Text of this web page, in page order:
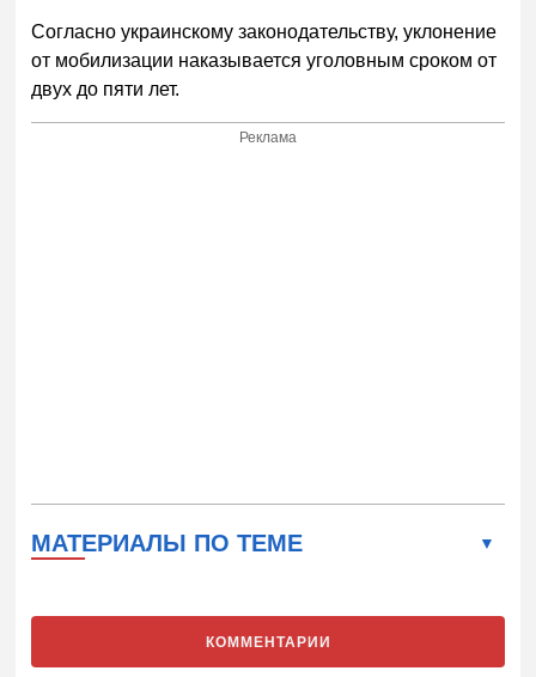
Согласно украинскому законодательству, уклонение
от мобилизации наказывается уголовным сроком от
двух до пяти лет.
Реклама
МАТЕРИАЛЫ ПО ТЕМЕ
КОММЕНТАРИИ